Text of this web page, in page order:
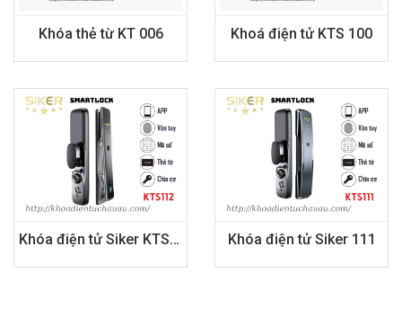
Khóa thẻ từ KT 006 Khoá điện tử KTS 100
Khóa điện tử Siker KTS112 Khóa điện tử Siker 111